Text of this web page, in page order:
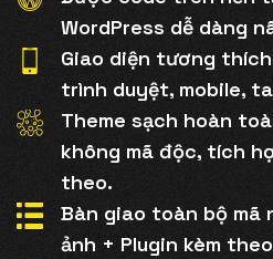
WordPress dễ dàng
Giao diện tương
trình duyệt, mobile,
Theme sạch hoàn
không mã độc, tích
theo.
Bàn giao toàn bộ mã
ảnh + Plugin kèm